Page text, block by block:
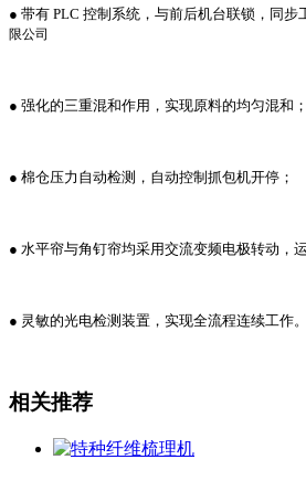
● 带有 PLC 控制系统，与前后机台联锁，同步
限公司
● 强化的三重混和作用，实现原料的均匀混和；
● 棉仓压力自动检测，自动控制抓包机开停；
● 水平帘与角钉帘均采用交流变频电极转动，
● 灵敏的光电检测装置，实现全流程连续工作。
相关推荐